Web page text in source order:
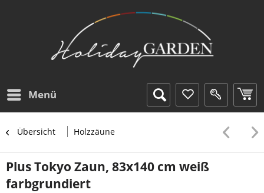
Menü
Übersicht Holzzäune
Plus Tokyo Zaun, 83x140 cm weiß
farbgrundiert